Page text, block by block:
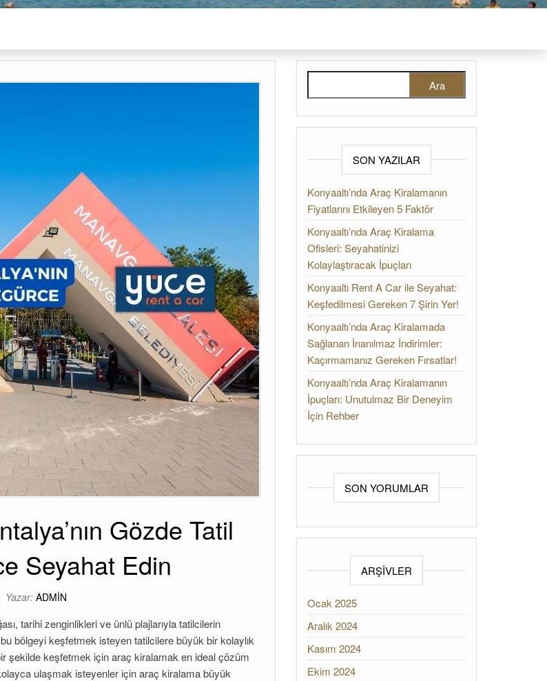
Gözde Tatil
Seyahat Edin
Yazar: ADMIN
tarihi zenginlikleri ve ünlü plajlarıyla tatilcilerin
bölgeyi keşfetmek isteyen tatilcilere büyük bir kolaylık
şekilde keşfetmek için araç kiralamak en ideal çözüm
ulaşmak isteyenler için araç kiralama büyük
SON YAZILAR
Konyaaltı’nda Araç Kiralamanın
Fiyatlarını Etkileyen 5 Faktör
Konyaaltı’nda Araç Kiralama
Ofisleri: Seyahatinizi
Kolaylaştıracak İpuçları
Konyaaltı Rent A Car ile Seyahat:
Keşfedilmesi Gereken 7 Şirin Yer!
Konyaaltı’nda Araç Kiralamada
Sağlanan İnanılmaz İndirimler:
Kaçırmamanız Gereken Fırsatlar!
Konyaaltı’nda Araç Kiralamanın
İpuçları: Unutulmaz Bir Deneyim
İçin Rehber
SON YORUMLAR
ARŞIVLER
Ocak 2025
Aralık 2024
Kasım 2024
Ekim 2024